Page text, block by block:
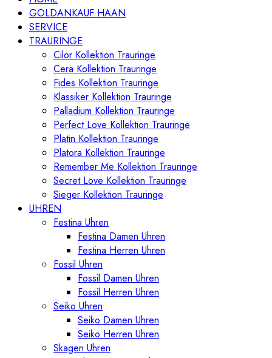
GOLDANKAUF HAAN
SERVICE
TRAURINGE
Cilor Kollektion Trauringe
Cera Kollektion Trauringe
Fides Kollektion Trauringe
Klassiker Kollektion Trauringe
Palladium Kollektion Trauringe
Perfect Love Kollektion Trauringe
Platin Kollektion Trauringe
Platora Kollektion Trauringe
Remember Me Kollektion Trauringe
Secret Love Kollektion Trauringe
Sieger Kollektion Trauringe
UHREN
Festina Uhren
Festina Damen Uhren
Festina Herren Uhren
Fossil Uhren
Fossil Damen Uhren
Fossil Herren Uhren
Seiko Uhren
Seiko Damen Uhren
Seiko Herren Uhren
Skagen Uhren